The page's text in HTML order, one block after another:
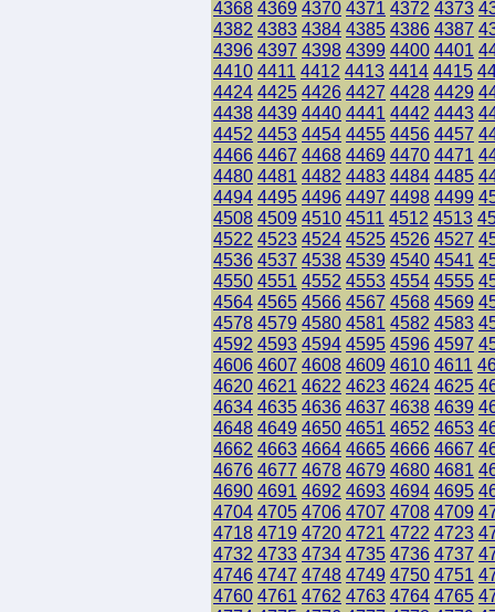
4368 4369 4370 4371 4372 4373
4382 4383 4384 4385 4386 4387
4396 4397 4398 4399 4400 4401
4410 4411 4412 4413 4414 4415
4424 4425 4426 4427 4428 4429
4438 4439 4440 4441 4442 4443
4452 4453 4454 4455 4456 4457
4466 4467 4468 4469 4470 4471
4480 4481 4482 4483 4484 4485
4494 4495 4496 4497 4498 4499
4508 4509 4510 4511 4512 4513
4522 4523 4524 4525 4526 4527
4536 4537 4538 4539 4540 4541
4550 4551 4552 4553 4554 4555
4564 4565 4566 4567 4568 4569
4578 4579 4580 4581 4582 4583
4592 4593 4594 4595 4596 4597
4606 4607 4608 4609 4610 4611
4620 4621 4622 4623 4624 4625
4634 4635 4636 4637 4638 4639
4648 4649 4650 4651 4652 4653
4662 4663 4664 4665 4666 4667
4676 4677 4678 4679 4680 4681
4690 4691 4692 4693 4694 4695
4704 4705 4706 4707 4708 4709
4718 4719 4720 4721 4722 4723
4732 4733 4734 4735 4736 4737
4746 4747 4748 4749 4750 4751
4760 4761 4762 4763 4764 4765